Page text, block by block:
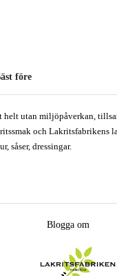
före
utan miljöpåverkan,
och Lakritsfabrikens
såser, dressingar.
vitlök.
Blogga om